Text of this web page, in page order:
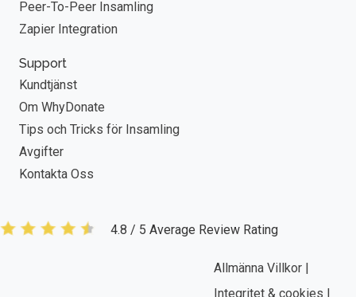
Peer-To-Peer Insamling
Zapier Integration
Support
Kundtjänst
Om WhyDonate
Tips och Tricks för Insamling
Avgifter
Kontakta Oss
4.8 / 5 Average Review Rating
Allmänna Villkor |
Integritet & cookies |